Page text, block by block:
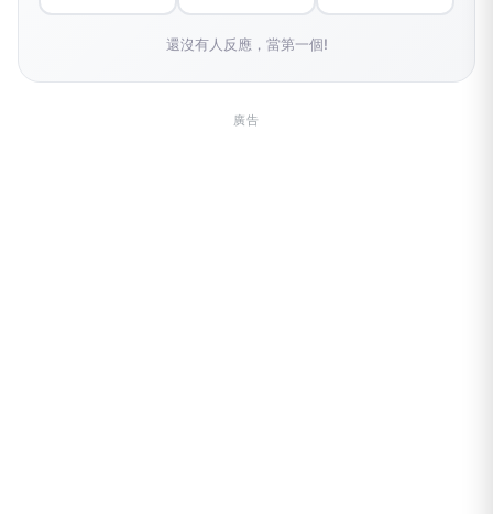
還沒有人反應，當第一個!
廣告